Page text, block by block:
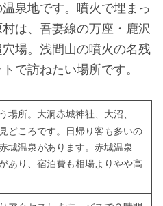
泉地です。噴火で埋まっ
は、吾妻線の万座・鹿沢
場。浅間山の噴火の名残
で訪ねたい場所です。
場所。大洞赤城神社、大沼、
どころです。日帰り客も多いの
城温泉があります。赤城温泉
あり、宿泊費も相場よりやや高